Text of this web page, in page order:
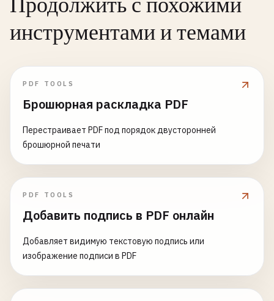
инструментами и темами
PDF TOOLS
Брошюрная раскладка PDF
Перестраивает PDF под порядок двусторонней
брошюрной печати
PDF TOOLS
Добавить подпись в PDF онлайн
Добавляет видимую текстовую подпись или
изображение подписи в PDF